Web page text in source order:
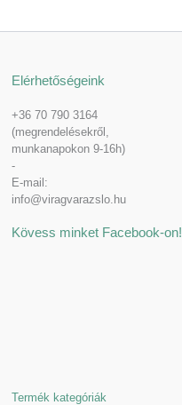
Elérhetőségeink
+36 70 790 3164
(megrendelésekről,
munkanapokon 9-16h)
-
E-mail:
info@viragvarazslo.hu
Kövess minket Facebook-on!
Termék kategóriák